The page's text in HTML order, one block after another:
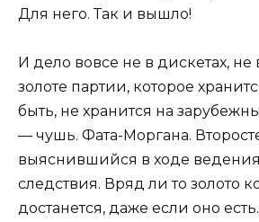
Для него. Так и вышло!
И дело вовсе не в дискетах, не
золоте партии, которое
быть, не хранится на
— чушь. Фата-Моргана.
выяснившийся в ходе
следствия. Вряд ли то золото
достанется, даже если оно